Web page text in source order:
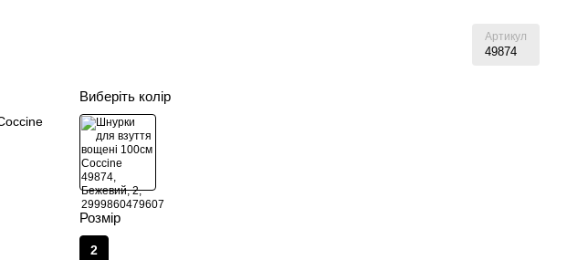
Артикул
49874
Виберіть колір
Розмір
2